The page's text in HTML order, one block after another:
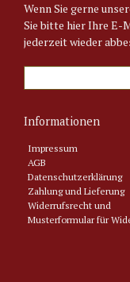
Wenn Sie gerne
Sie bitte hier Ihre E-
jederzeit wieder
Informationen
Impressum
AGB
Datenschutzerklärung
Zahlung und Lieferung
Widerrufsrecht und
Musterformular für